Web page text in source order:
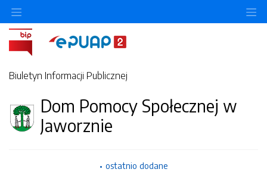
Biuletyn Informacji Publicznej
Dom Pomocy Społecznej w
Jaworznie
ostatnio dodane